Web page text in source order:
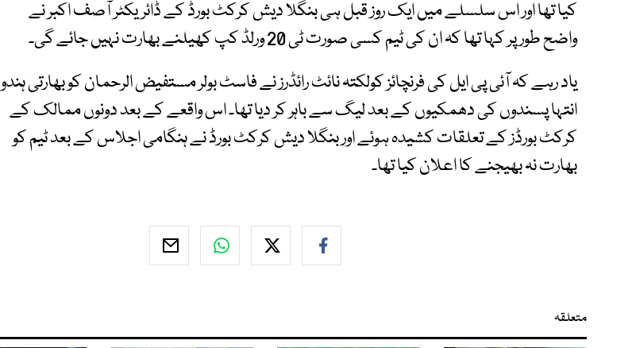
کیا تھا اور اس سلسلے میں ایک روز قبل ہی بنگلا دیش کرکٹ بورڈ کے ڈائریکٹر آصف اکبر نے
واضح طور پر کہا تھا کہ ان کی ٹیم کسی صورت ٹی 20 ورلڈ کپ کھیلنے بھارت نہیں جائے گی۔
یاد رہے کہ آئی پی ایل کی فرنچائز کولکتہ نائٹ رائڈرز نے فاسٹ بولر مستفیض الرحمان کو بھارتی ہندو
انتہا پسندوں کی دھمکیوں کے بعد لیگ سے باہر کر دیا تھا۔ اس واقعے کے بعد دونوں ممالک کے
کرکٹ بورڈز کے تعلقات کشیدہ ہوئے اور بنگلا دیش کرکٹ بورڈ نے ہنگامی اجلاس کے بعد ٹیم کو
بھارت نہ بھیجنے کا اعلان کیا تھا۔
متعلقہ